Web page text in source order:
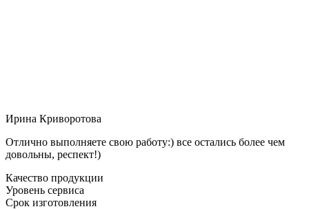
Ирина Криворотова
Отлично выполняете свою работу:) все остались более чем
довольны, респект!)
Качество продукции
Уровень сервиса
Срок изготовления